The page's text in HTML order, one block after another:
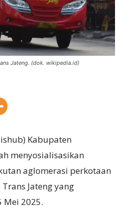
Jateng. (dok. wikipedia.id)
Kabupaten
menyosialisasikan
aglomerasi perkotaan
Trans Jateng yang
2025.